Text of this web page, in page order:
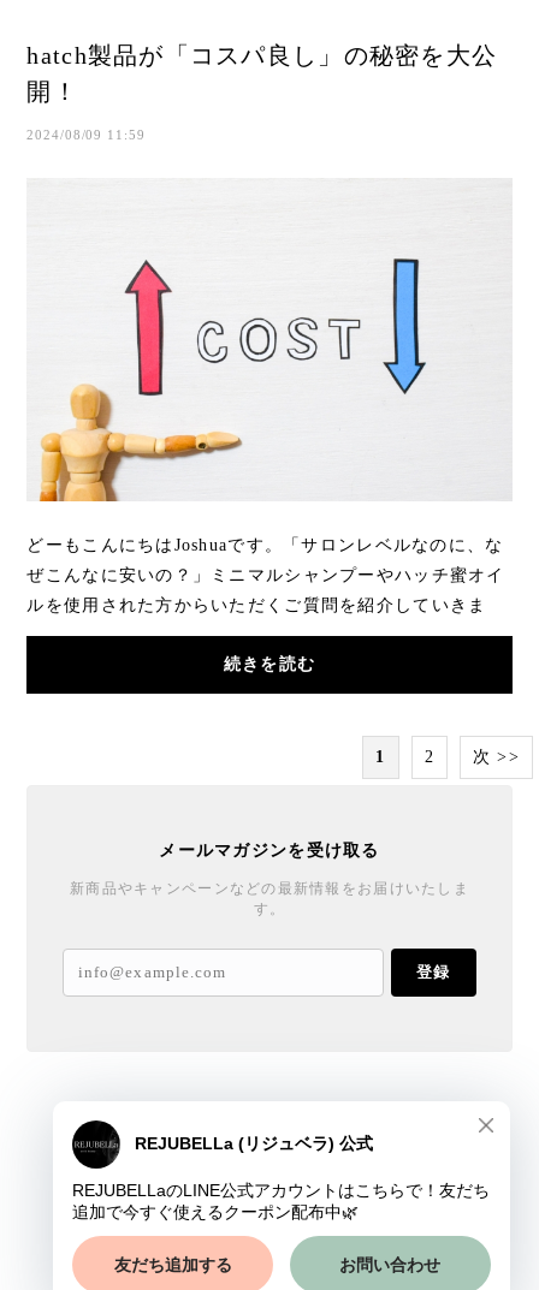
hatch製品が「コスパ良し」の秘密を大公
開！
2024/08/09 11:59
どーもこんにちはJoshuaです。「サロンレベルなのに、な
ぜこんなに安いの？」ミニマルシャンプーやハッチ蜜オイ
ルを使用された方からいただくご質問を紹介していきま
す。確かにサロンシャンプーの価格相場に比べ...
続きを読む
1 2 次 >>
メールマガジンを受け取る
新商品やキャンペーンなどの最新情報をお届けいたしま
す。
登録
REJUBELLa
プライバシーポリシー 特定商取引法に基づく表記 会員規約